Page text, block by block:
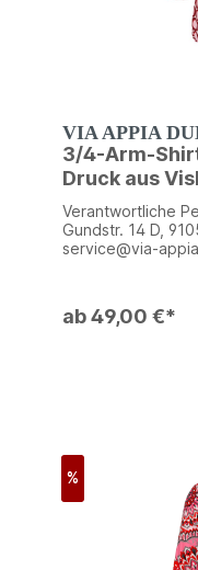
VIA APPIA
3/4-Arm-
Druck aus
Verantwortliche
Gundstr. 14 D,
service@via-
ab 49,00 €*
%